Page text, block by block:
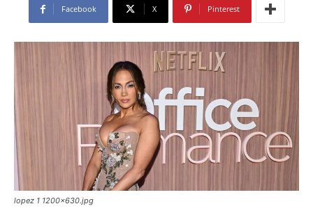
Facebook X Pinterest
lopez 1 1200x630.jpg